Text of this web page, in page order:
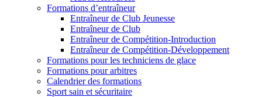
Formations d’entraîneur
Entraîneur de Club Jeunesse
Entraîneur de Club
Entraîneur de Compétition-Introduction
Entraîneur de Compétition-Développement
Formations pour les techniciens de glace
Formations pour arbitres
Calendrier des formations
Sport sain et sécuritaire